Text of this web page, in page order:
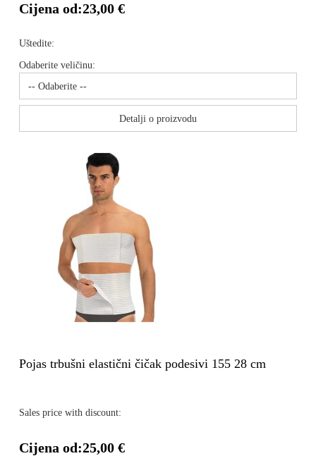
Cijena od:23,00 €
Uštedite:
Odaberite veličinu:
Detalji o proizvodu
Pojas trbušni elastični čičak podesivi 155 28 cm
Sales price with discount:
Cijena od:25,00 €